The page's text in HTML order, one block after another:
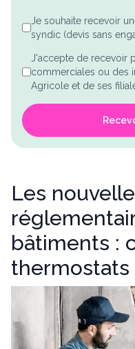
Je souhaite recevoir
syndic (devis sans
J'accepte de recevoir
commerciales ou des
Agricole et de ses
Les
bâtiments :
thermostats